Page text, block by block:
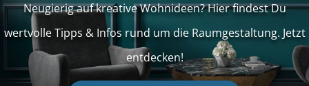
Neugierig auf kreative Wohnideen? Hier findest Du
wertvolle Tipps & Infos rund um die Raumgestaltung. Jetzt
entdecken!